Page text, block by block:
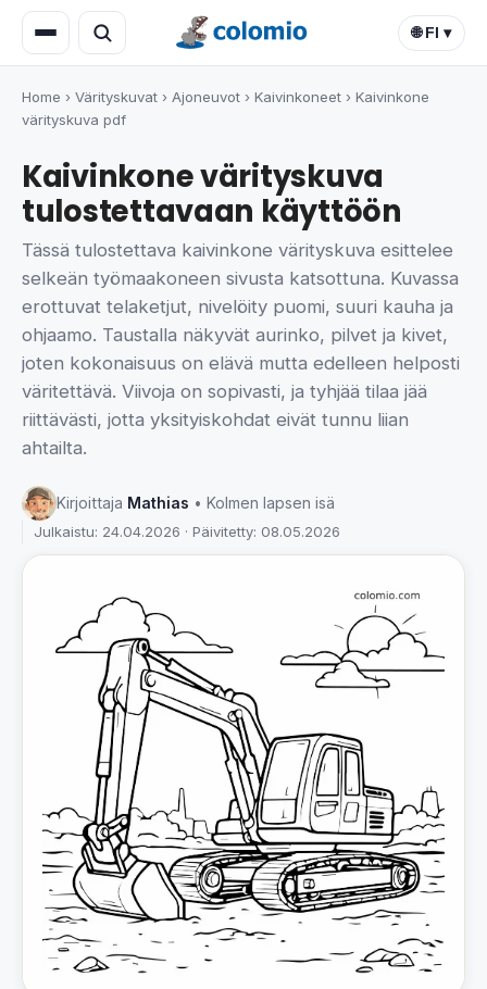
🌐 FI ▾
Home › Värityskuvat › Ajoneuvot › Kaivinkoneet › Kaivinkone
värityskuva pdf
Kaivinkone värityskuva
tulostettavaan käyttöön
Tässä tulostettava kaivinkone värityskuva esittelee
selkeän työmaakoneen sivusta katsottuna. Kuvassa
erottuvat telaketjut, nivelöity puomi, suuri kauha ja
ohjaamo. Taustalla näkyvät aurinko, pilvet ja kivet,
joten kokonaisuus on elävä mutta edelleen helposti
väritettävä. Viivoja on sopivasti, ja tyhjää tilaa jää
riittävästi, jotta yksityiskohdat eivät tunnu liian
ahtailta.
Kirjoittaja Mathias • Kolmen lapsen isä
Julkaistu: 24.04.2026 · Päivitetty: 08.05.2026